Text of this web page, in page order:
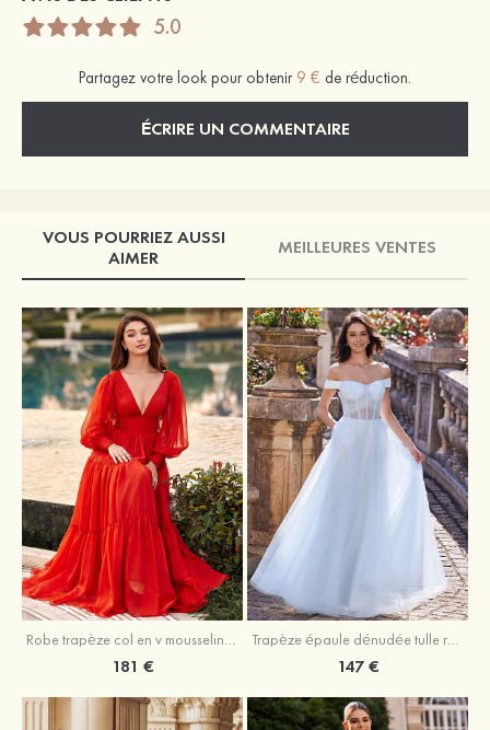
5.0
Partagez votre look pour obtenir 9 € de réduction.
ÉCRIRE UN COMMENTAIRE
VOUS POURRIEZ AUSSI
AIMER
MEILLEURES VENTES
Robe trapèze col en v mousseline ras du sol robe de bal
181 €
Trapèze épaule dénudée tulle ras du sol robe de bal
147 €